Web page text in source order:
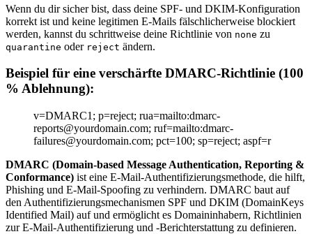
Wenn du dir sicher bist, dass deine SPF- und DKIM-Konfiguration
korrekt ist und keine legitimen E-Mails fälschlicherweise blockiert
werden, kannst du schrittweise deine Richtlinie von none zu
quarantine oder reject ändern.
Beispiel für eine verschärfte DMARC-Richtlinie (100
% Ablehnung):
v=DMARC1; p=reject; rua=mailto:dmarc-
reports@yourdomain.com; ruf=mailto:dmarc-
failures@yourdomain.com; pct=100; sp=reject; aspf=r
DMARC (Domain-based Message Authentication, Reporting &
Conformance) ist eine E-Mail-Authentifizierungsmethode, die hilft,
Phishing und E-Mail-Spoofing zu verhindern. DMARC baut auf
den Authentifizierungsmechanismen SPF und DKIM (DomainKeys
Identified Mail) auf und ermöglicht es Domaininhabern, Richtlinien
zur E-Mail-Authentifizierung und -Berichterstattung zu definieren.